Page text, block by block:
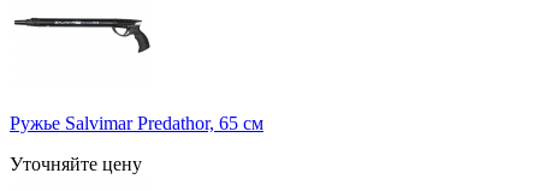
Ружье Salvimar Predathor, 65 см
Уточняйте цену